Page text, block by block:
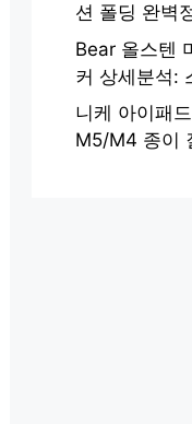
션 폴딩 완벽
Bear 올스텐
커 상세분석:
니케 아이패
M5/M4 종이